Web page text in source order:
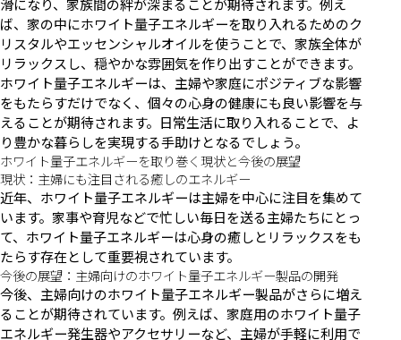
滑になり、家族間の絆が深まることが期待されます。例え
ば、家の中にホワイト量子エネルギーを取り入れるためのク
リスタルやエッセンシャルオイルを使うことで、家族全体が
リラックスし、穏やかな雰囲気を作り出すことができます。
ホワイト量子エネルギーは、主婦や家庭にポジティブな影響
をもたらすだけでなく、個々の心身の健康にも良い影響を与
えることが期待されます。日常生活に取り入れることで、よ
り豊かな暮らしを実現する手助けとなるでしょう。
ホワイト量子エネルギーを取り巻く現状と今後の展望
現状：主婦にも注目される癒しのエネルギー
近年、ホワイト量子エネルギーは主婦を中心に注目を集めて
います。家事や育児などで忙しい毎日を送る主婦たちにとっ
て、ホワイト量子エネルギーは心身の癒しとリラックスをも
たらす存在として重要視されています。
今後の展望：主婦向けのホワイト量子エネルギー製品の開発
今後、主婦向けのホワイト量子エネルギー製品がさらに増え
ることが期待されています。例えば、家庭用のホワイト量子
エネルギー発生器やアクセサリーなど、主婦が手軽に利用で